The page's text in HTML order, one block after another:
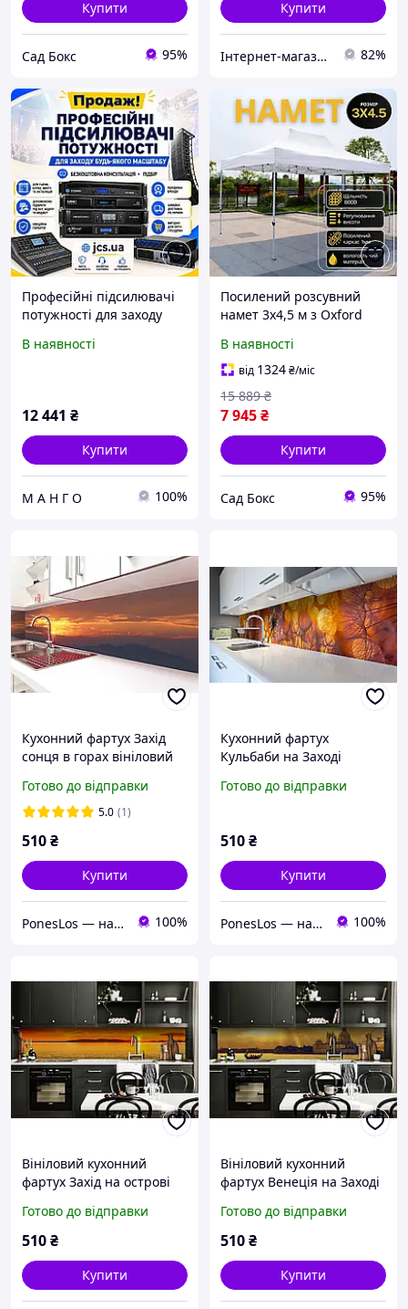
Купити
Сад Бокс 95%
Купити
Інтернет-магазин TOOLS MAX 82%
Професійні підсилювачі
потужності для заходу
В наявності
12 441 ₴
Купити
М А Н Г О 100%
Посилений розсувний
намет 3х4,5 м з Oxford
для будь-яких заходів
В наявності
від 1324₴/міс
7 945₴
15 889 ₴
Купити
Сад Бокс 95%
Кухонний фартух Захід
сонця в горах вініловий
коричневий 60х200 см
Happy Pocket Z180268
Готово до відправки
5.0 (1)
510₴
Купити
PonesLos ― наклейки, кухонні фартухи, декор приміщень 100%
Кухонний фартух
Кульбаби на Заході
кухні відблиски світло
Готово до відправки
510₴
Купити
PonesLos ― наклейки, кухонні фартухи, декор приміщень 100%
Вініловий кухонний
фартух Захід на острові
сонце Море
Помаранчевий Happy
Готово до відправки
510₴
Купити
Вініловий кухонний
фартух Венеція на Заході
гондола Місто
Коричневий Happy Pocket
Готово до відправки
510₴
Купити